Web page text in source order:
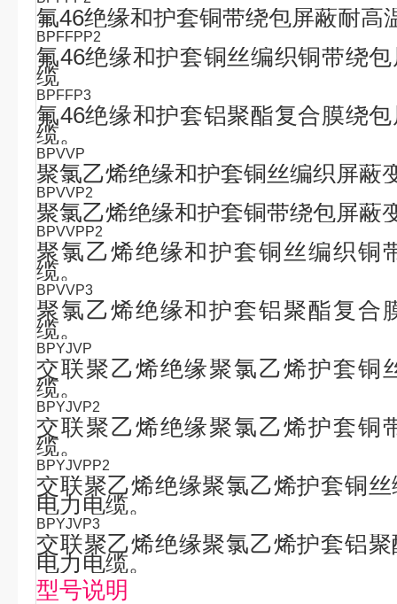
氟46绝缘和护套铜带绕包屏蔽耐高
BPFFPP2
氟46绝缘和护套铜丝编织铜带绕
缆
BPFFP3
氟46绝缘和护套铝聚酯复合膜绕
缆。
BPVVP
聚氯乙烯绝缘和护套铜丝编织屏蔽
BPVVP2
聚氯乙烯绝缘和护套铜带绕包屏蔽
BPVVPP2
聚氯乙烯绝缘和护套铜丝编织铜
缆。
BPVVP3
聚氯乙烯绝缘和护套铝聚酯复合
缆。
BPYJVP
交联聚乙烯绝缘聚氯乙烯护套铜
缆。
BPYJVP2
交联聚乙烯绝缘聚氯乙烯护套铜
缆。
BPYJVPP2
交联聚乙烯绝缘聚氯乙烯护套铜
电力电缆。
BPYJVP3
交联聚乙烯绝缘聚氯乙烯护套铝
电力电缆。
型号说明